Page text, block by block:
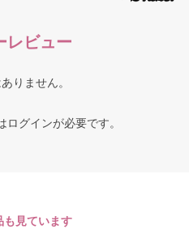
レビュー
りません。
ログインが必要です。
も見ています